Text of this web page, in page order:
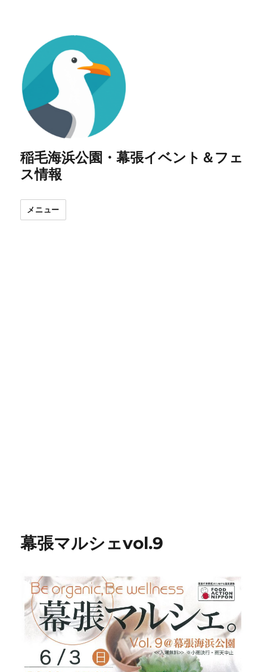
稲毛海浜公園・幕張イベント＆フェ
ス情報
メニュー
幕張マルシェvol.9